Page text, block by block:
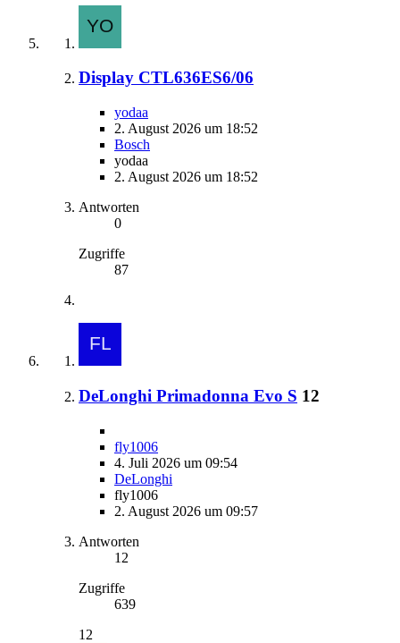
Display CTL636ES6/06
yodaa
2. August 2026 um 18:52
Bosch
yodaa
2. August 2026 um 18:52
Antworten
0
Zugriffe
87
DeLonghi Primadonna Evo S 12
fly1006
4. Juli 2026 um 09:54
DeLonghi
fly1006
2. August 2026 um 09:57
Antworten
12
Zugriffe
639
12